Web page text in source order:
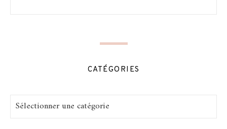
CATÉGORIES
Catégories